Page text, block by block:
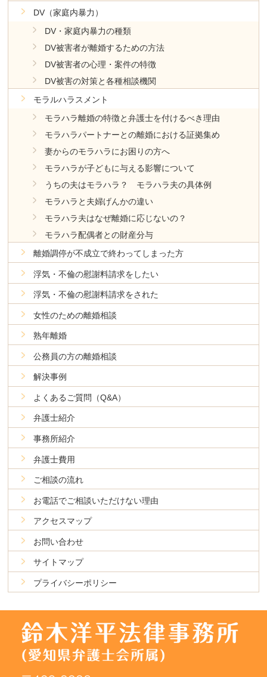
DV（家庭内暴力）
DV・家庭内暴力の種類
DV被害者が離婚するための方法
DV被害者の心理・案件の特徴
DV被害の対策と各種相談機関
モラルハラスメント
モラハラ離婚の特徴と弁護士を付けるべき理由
モラハラパートナーとの離婚における証拠集め
妻からのモラハラにお困りの方へ
モラハラが子どもに与える影響について
うちの夫はモラハラ？ モラハラ夫の具体例
モラハラと夫婦げんかの違い
モラハラ夫はなぜ離婚に応じないの？
モラハラ配偶者との財産分与
離婚調停が不成立で終わってしまった方
浮気・不倫の慰謝料請求をしたい
浮気・不倫の慰謝料請求をされた
女性のための離婚相談
熟年離婚
公務員の方の離婚相談
解決事例
よくあるご質問（Q&A）
弁護士紹介
事務所紹介
弁護士費用
ご相談の流れ
お電話でご相談いただけない理由
アクセスマップ
お問い合わせ
サイトマップ
プライバシーポリシー